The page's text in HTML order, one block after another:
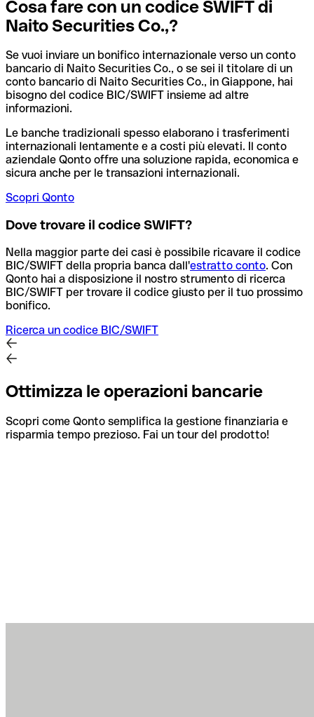
Cosa fare con un codice SWIFT di
Naito Securities Co.,?
Se vuoi inviare un bonifico internazionale verso un conto
bancario di Naito Securities Co., o se sei il titolare di un
conto bancario di Naito Securities Co., in Giappone, hai
bisogno del codice BIC/SWIFT insieme ad altre
informazioni.
Le banche tradizionali spesso elaborano i trasferimenti
internazionali lentamente e a costi più elevati. Il conto
aziendale Qonto offre una soluzione rapida, economica e
sicura anche per le transazioni internazionali.
Scopri Qonto
Dove trovare il codice SWIFT?
Nella maggior parte dei casi è possibile ricavare il codice
BIC/SWIFT della propria banca dall'estratto conto. Con
Qonto hai a disposizione il nostro strumento di ricerca
BIC/SWIFT per trovare il codice giusto per il tuo prossimo
bonifico.
Ricerca un codice BIC/SWIFT
Ottimizza le operazioni bancarie
Scopri come Qonto semplifica la gestione finanziaria e
risparmia tempo prezioso. Fai un tour del prodotto!